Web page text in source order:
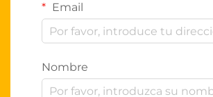
Email
Nombre